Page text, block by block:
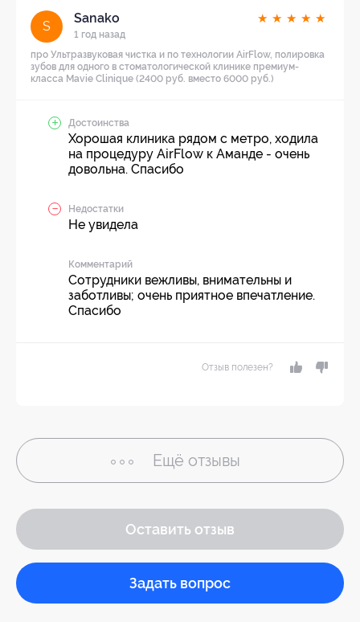
S
Sanako
1 год назад
★ ★ ★ ★ ★
про Ультразвуковая чистка и по технологии AirFlow, полировка
зубов для одного в стоматологической клинике премиум-
класса Mavie Clinique (2400 руб. вместо 6000 руб.)
Достоинства
Хорошая клиника рядом с метро, ходила
на процедуру AirFlow к Аманде - очень
довольна. Спасибо
Недостатки
Не увидела
Комментарий
Сотрудники вежливы, внимательны и
заботливы; очень приятное впечатление.
Спасибо
Отзыв полезен?
Ещё отзывы
Оставить отзыв
Задать вопрос